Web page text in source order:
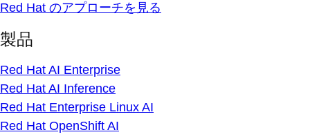
Red Hat のアプローチを見る
製品
Red Hat AI Enterprise
Red Hat AI Inference
Red Hat Enterprise Linux AI
Red Hat OpenShift AI